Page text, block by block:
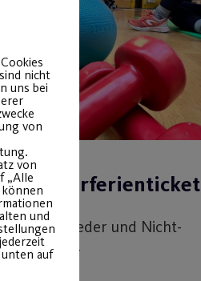
Sommerferienticket
Für Mitglieder und Nicht-
Mitglieder
nicht
uns bei
von
von
„Alle
können
und
auf